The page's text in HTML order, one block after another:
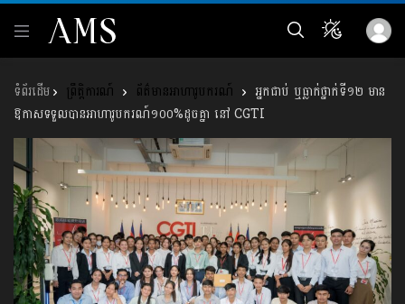
ព្រឹត្តិការណ៍ ព័ត៌មានអាហារូបករណ៍
អ្នកជាប់ ឬធ្លាក់ថ្នាក់ទី១២ មាន
ឱកាសទទួលបានអាហារូបករណ៍១០០%ដូចគ្នា នៅ CGTI